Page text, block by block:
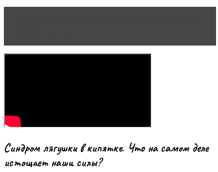
Синдром лягушки в кипятке. Что на самом деле
истощает наши силы?